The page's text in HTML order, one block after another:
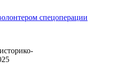
спецоперации